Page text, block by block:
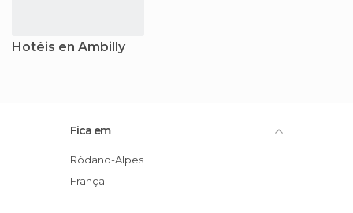
Hotéis en Ambilly
Fica em
Ródano-Alpes
França